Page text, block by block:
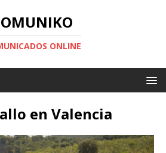
ONLINE
en Valencia